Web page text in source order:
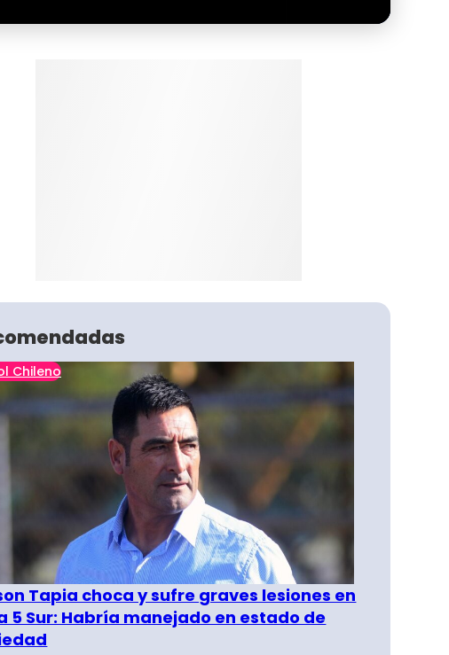
Chileno
Tapia choca y sufre graves lesiones en
5 Sur: Habría manejado en estado de